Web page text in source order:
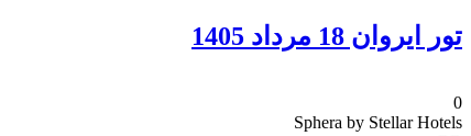
تور ایروان 18 مرداد 1405
0
Sphera by Stellar Hotels